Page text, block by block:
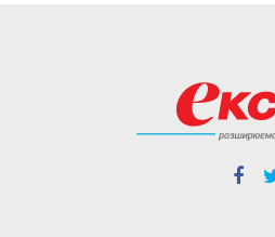
захисникам
Робота кипить до